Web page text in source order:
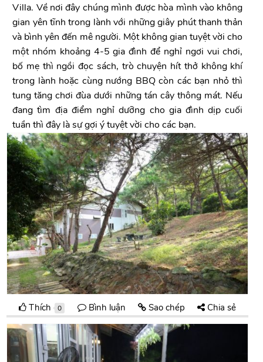
Villa. Về nơi đây chúng mình được hòa mình vào không
gian yên tĩnh trong lành với những giây phút thanh thản
và bình yên đến mê người. Một không gian tuyệt vời cho
một nhóm khoảng 4-5 gia đình để nghỉ ngơi vui chơi,
bố mẹ thì ngồi đọc sách, trò chuyện hít thở không khí
trong lành hoặc cùng nướng BBQ còn các bạn nhỏ thì
tung tăng chơi đùa dưới những tán cây thông mát. Nếu
đang tìm địa điểm nghỉ dưỡng cho gia đình dịp cuối
tuần thì đây là sự gợi ý tuyệt vời cho các bạn.
Thích 0 Bình luận Sao chép Chia sẻ